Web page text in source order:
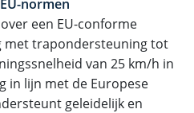
normen
een EU-conforme
met trapondersteuning tot
van 25 km/h in
in lijn met de Europese
geleidelijk en